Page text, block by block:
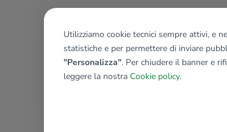
Utilizziamo cookie tecnici sempre attivi, e
statistiche e per permettere di inviare
"Personalizza". Per chiudere il banner e
leggere la nostra Cookie policy.